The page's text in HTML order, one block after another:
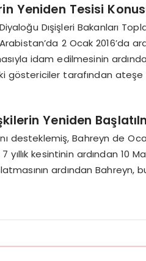
Yeniden Tesisi
Dışişleri Bakanları
2 Ocak 2016’da
idam edilmesinin
göstericiler tarafından ateşe
Yeniden
desteklemiş, Bahreyn de
yıllık kesintinin ardından 10
ardından Bahreyn,